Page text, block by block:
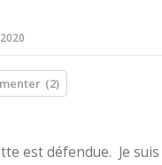
(2)
est défendue. Je